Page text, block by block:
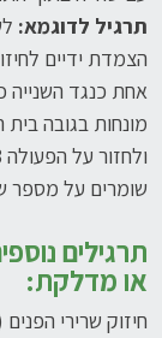
תרגיל לדוגמא:
הצמדת ידיים
אחת כנגד השנייה
מונחות בגובה
שומרים על מספר
תרגילים
או מדלקת:
חיזוק שרירי